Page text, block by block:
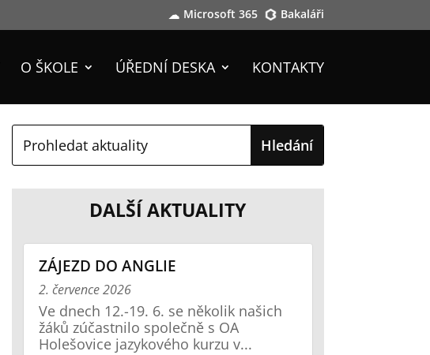
Microsoft 365 Bakaláři
O ŠKOLE ÚŘEDNÍ DESKA KONTAKTY
DALŠÍ AKTUALITY
ZÁJEZD DO ANGLIE
2. července 2026
Ve dnech 12.-19. 6. se několik našich
žáků zúčastnilo společně s OA
Holešovice jazykového kurzu v...